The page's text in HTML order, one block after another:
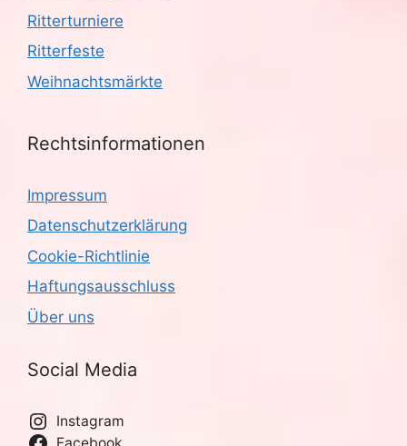
Ritterturniere
Ritterfeste
Weihnachtsmärkte
Rechtsinformationen
Impressum
Datenschutzerklärung
Cookie-Richtlinie
Haftungsausschluss
Über uns
Social Media
Instagram
Facebook